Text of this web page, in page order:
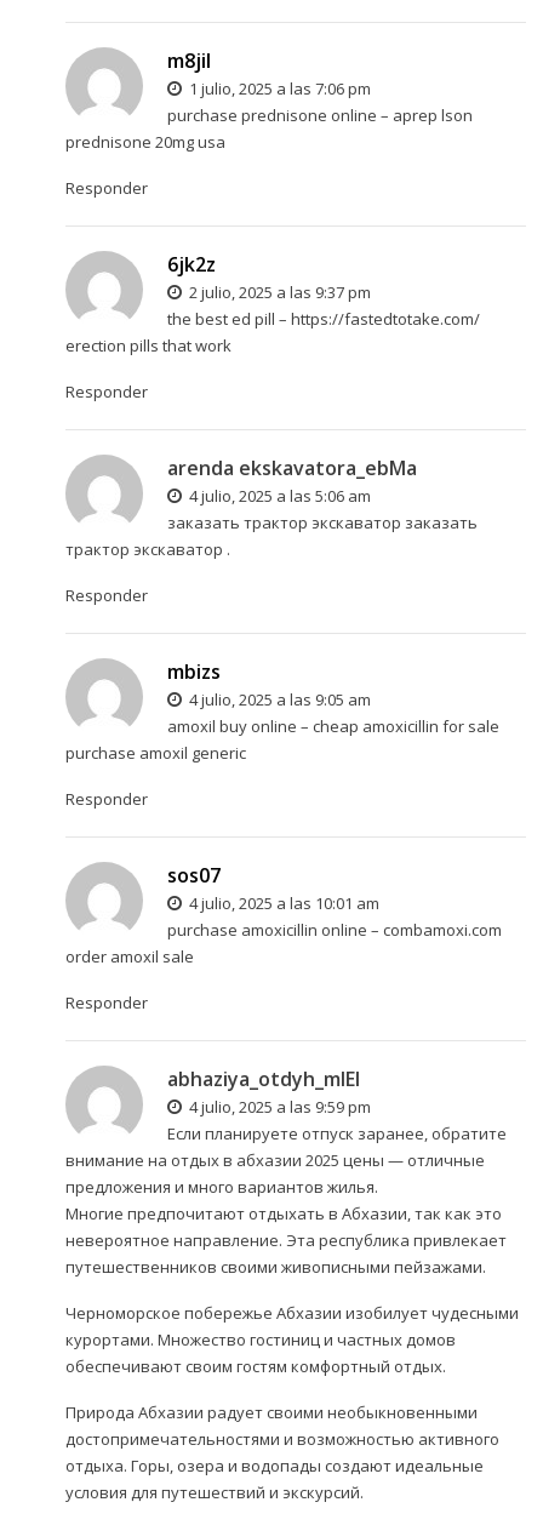
m8jil
1 julio, 2025 a las 7:06 pm
purchase prednisone online – aprep lson
prednisone 20mg usa
Responder
6jk2z
2 julio, 2025 a las 9:37 pm
the best ed pill – https://fastedtotake.com/
erection pills that work
Responder
arenda ekskavatora_ebMa
4 julio, 2025 a las 5:06 am
заказать трактор экскаватор заказать
трактор экскаватор .
Responder
mbizs
4 julio, 2025 a las 9:05 am
amoxil buy online – cheap amoxicillin for sale
purchase amoxil generic
Responder
sos07
4 julio, 2025 a las 10:01 am
purchase amoxicillin online – combamoxi.com
order amoxil sale
Responder
abhaziya_otdyh_mlEl
4 julio, 2025 a las 9:59 pm
Если планируете отпуск заранее, обратите
внимание на отдых в абхазии 2025 цены — отличные
предложения и много вариантов жилья.
Многие предпочитают отдыхать в Абхазии, так как это
невероятное направление. Эта республика привлекает
путешественников своими живописными пейзажами.
Черноморское побережье Абхазии изобилует чудесными
курортами. Множество гостиниц и частных домов
обеспечивают своим гостям комфортный отдых.
Природа Абхазии радует своими необыкновенными
достопримечательностями и возможностью активного
отдыха. Горы, озера и водопады создают идеальные
условия для путешествий и экскурсий.